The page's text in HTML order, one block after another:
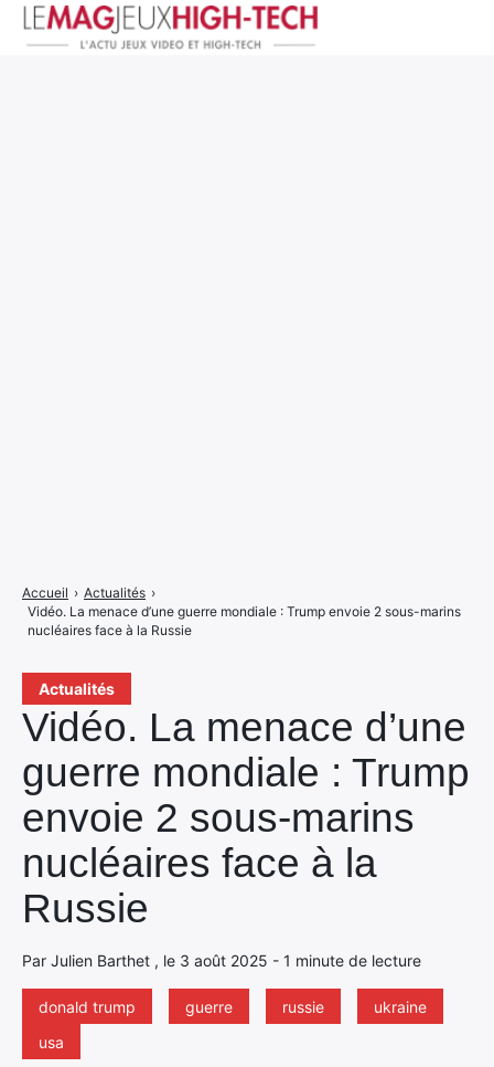
Actualités
Vidéo. La menace d’une
guerre mondiale : Trump
envoie 2 sous-marins
nucléaires face à la
Russie
Par Julien Barthet , le 3 août 2025 - 1 minute de lecture
donald trump guerre russie
ukraine
usa
Accueil › Actualités ›
Vidéo. La menace d’une guerre mondiale : Trump envoie 2 sous-marins
nucléaires face à la Russie